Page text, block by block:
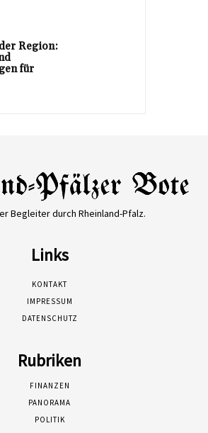
Region:
für
Begleiter durch Rheinland-Pfalz.
Links
KONTAKT
IMPRESSUM
DATENSCHUTZ
Rubriken
FINANZEN
PANORAMA
POLITIK